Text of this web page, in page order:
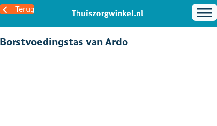
Terug
Borstvoedingstas van Ardo